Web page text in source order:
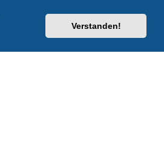
Verstanden!